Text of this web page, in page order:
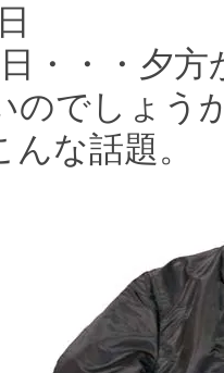
・・・夕
のでしょう
な話題。